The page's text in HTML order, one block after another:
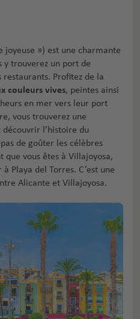
») est une charmante
y trouverez un port de
restaurants. Profitez de la
couleurs vives, peintes ainsi
en mer vers leur port
vous trouverez une
l’histoire du
de goûter les célèbres
que vous êtes à Villajoyosa,
Playa del Torres. C’est une
Alicante et Villajoyosa.